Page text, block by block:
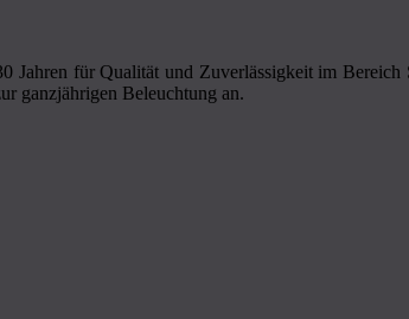
Jahren für Qualität und Zuverlässigkeit im
ganzjährigen Beleuchtung an.